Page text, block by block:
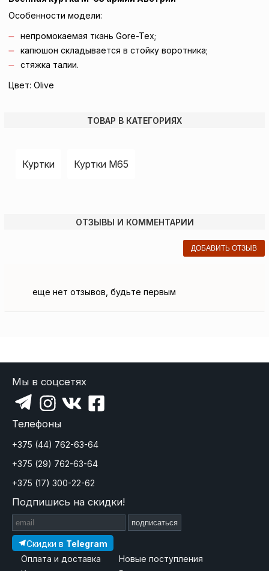
Особенности модели:
непромокаемая ткань Gore-Tex;
капюшон складывается в стойку воротника;
стяжка талии.
Цвет: Olive
ТОВАР В КАТЕГОРИЯХ
Куртки Куртки M65
ОТЗЫВЫ И КОММЕНТАРИИ
ДОБАВИТЬ ОТЗЫВ
еще нет отзывов, будьте первым
Мы в соцсетях
Телефоны
+375 (44) 762-63-64
+375 (29) 762-63-64
+375 (17) 300-22-62
Подпишись на скидки!
подписаться
Скидки в Telegram
Оплата и доставка
Новые поступления